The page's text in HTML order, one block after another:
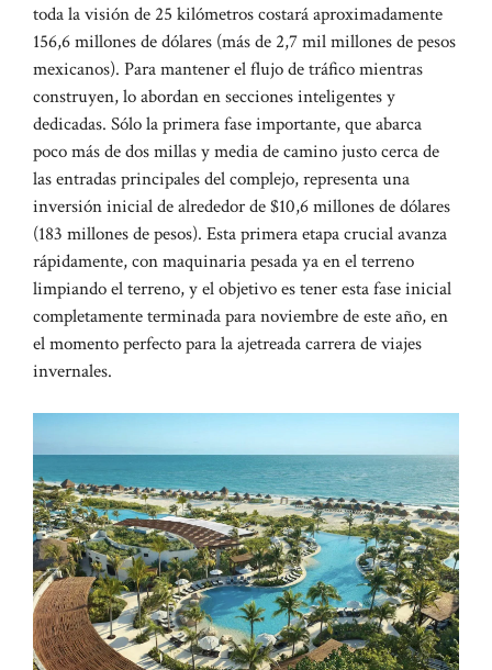
toda la visión de 25 kilómetros costará aproximadamente
156,6 millones de dólares (más de 2,7 mil millones de pesos
mexicanos). Para mantener el flujo de tráfico mientras
construyen, lo abordan en secciones inteligentes y
dedicadas. Sólo la primera fase importante, que abarca
poco más de dos millas y media de camino justo cerca de
las entradas principales del complejo, representa una
inversión inicial de alrededor de $10,6 millones de dólares
(183 millones de pesos). Esta primera etapa crucial avanza
rápidamente, con maquinaria pesada ya en el terreno
limpiando el terreno, y el objetivo es tener esta fase inicial
completamente terminada para noviembre de este año, en
el momento perfecto para la ajetreada carrera de viajes
invernales.